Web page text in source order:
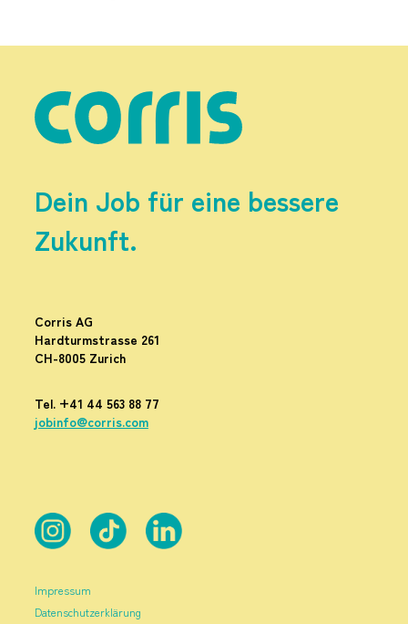
Dein Job für eine bessere
Zukunft.
Corris AG
Hardturmstrasse 261
CH-8005 Zurich
Tel. +41 44 563 88 77
jobinfo@corris.com
Impressum
Datenschutzerklärung